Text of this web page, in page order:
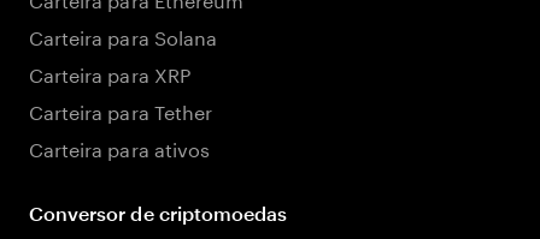
Carteira para Solana
Carteira para XRP
Carteira para Tether
Carteira para ativos
Conversor de criptomoedas